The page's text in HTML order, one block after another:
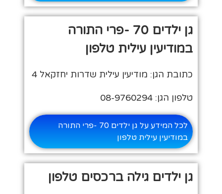
גן ילדים 70 -פרי התורה
במודיעין עילית טלפון
כתובת הגן: מודיעין עילית שדרות יחזקאל 4
טלפון הגן: 08-9760294
לכל המידע על גן ילדים 70 -פרי התורה
במודיעין עילית טלפון
גן ילדים גילה ברכסים טלפון